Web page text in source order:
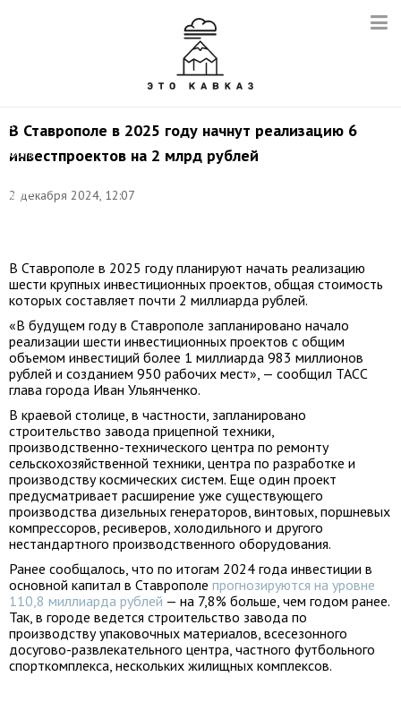
В Ставрополе в 2025 году начнут реализацию 6
инвестпроектов на 2 млрд рублей
2 декабря 2024, 12:07
в
Ставрополе.
Фото:
ТАСС
В Ставрополе в 2025 году планируют начать реализацию
шести крупных инвестиционных проектов, общая стоимость
которых составляет почти 2 миллиарда рублей.
«В будущем году в Ставрополе запланировано начало
реализации шести инвестиционных проектов с общим
объемом инвестиций более 1 миллиарда 983 миллионов
рублей и созданием 950 рабочих мест», — сообщил ТАСС
глава города Иван Ульянченко.
В краевой столице, в частности, запланировано
строительство завода прицепной техники,
производственно-технического центра по ремонту
сельскохозяйственной техники, центра по разработке и
производству космических систем. Еще один проект
предусматривает расширение уже существующего
производства дизельных генераторов, винтовых, поршневых
компрессоров, ресиверов, холодильного и другого
нестандартного производственного оборудования.
Ранее сообщалось, что по итогам 2024 года инвестиции в
основной капитал в Ставрополе прогнозируются на уровне
110,8 миллиарда рублей — на 7,8% больше, чем годом ранее.
Так, в городе ведется строительство завода по
производству упаковочных материалов, всесезонного
досугово-развлекательного центра, частного футбольного
спорткомплекса, нескольких жилищных комплексов.